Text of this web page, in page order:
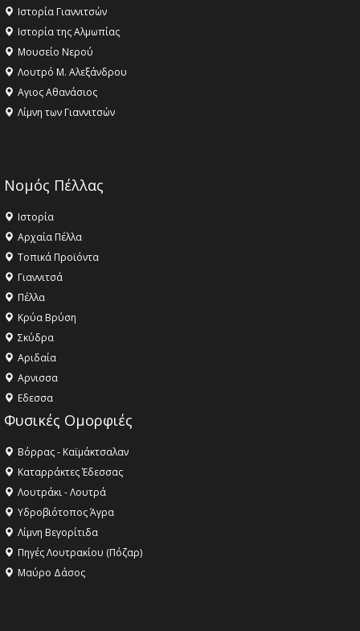
Ιστορία Γιαννιτσών
Ιστορία της Αλμωπίας
Μουσείο Νερού
Λουτρό Μ. Αλεξάνδρου
Αγιος Αθανάσιος
Λίμνη των Γιαννιτσών
Νομός Πέλλας
Ιστορία
Αρχαία Πέλλα
Τοπικά Προϊόντα
Γιαννιτσά
Πέλλα
Κρύα Βρύση
Σκύδρα
Αριδαία
Aρνισσα
Eδεσσα
Φυσικές Ομορφιές
Βόρρας - Καϊμάκτσαλαν
Καταρράκτες Έδεσσας
Λουτράκι - Λουτρά
Υδροβιότοπος Άγρα
Λίμνη Βεγορίτιδα
Πηγές Λουτρακίου (Πόζαρ)
Μαύρο Δάσος